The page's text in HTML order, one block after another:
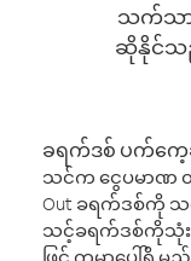
သက်သာသ
ဆိုနိုင်သ
ခရက်ဒစ် ပက်ကေ့ခ
သင်က ငွေပမာဏ
Out ခရက်ဒစ်ကို
သင့်ခရက်ဒစ်ကိုသုံး၍